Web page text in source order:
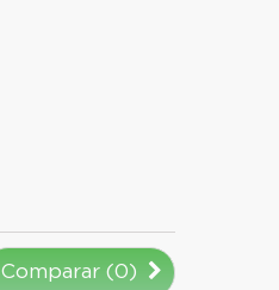
Comparar (0)